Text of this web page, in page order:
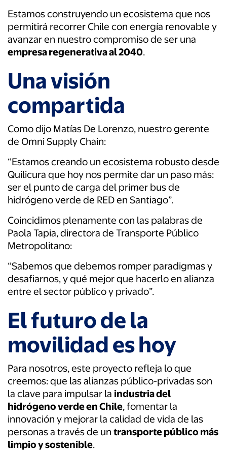
Estamos construyendo un ecosistema que nos
permitirá recorrer Chile con energía renovable y
avanzar en nuestro compromiso de ser una
empresa regenerativa al 2040.
Una visión
compartida
Como dijo Matías De Lorenzo, nuestro gerente
de Omni Supply Chain:
“Estamos creando un ecosistema robusto desde
Quilicura que hoy nos permite dar un paso más:
ser el punto de carga del primer bus de
hidrógeno verde de RED en Santiago”.
Coincidimos plenamente con las palabras de
Paola Tapia, directora de Transporte Público
Metropolitano:
“Sabemos que debemos romper paradigmas y
desafiarnos, y qué mejor que hacerlo en alianza
entre el sector público y privado”.
El futuro de la
movilidad es hoy
Para nosotros, este proyecto refleja lo que
creemos: que las alianzas público-privadas son
la clave para impulsar la industria del
hidrógeno verde en Chile, fomentar la
innovación y mejorar la calidad de vida de las
personas a través de un transporte público más
limpio y sostenible.